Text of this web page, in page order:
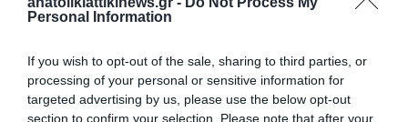
Personal Information
If you wish to opt-out of the sale, sharing to third parties, or
processing of your personal or sensitive information for
targeted advertising by us, please use the below opt-out
section to confirm your selection. Please note that after your